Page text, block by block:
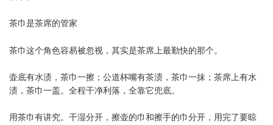
茶巾是茶席的管家
茶巾这个角色容易被忽视，其实是茶席上最勤快的那个。
壶底有水渍，茶巾一擦；公道杯嘴有茶渍，茶巾一抹；茶席上有水
渍，茶巾一盖。全程干净利落，全靠它兜底。
用茶巾有讲究。干湿分开，擦壶的巾和擦手的巾分开，用完了要晾